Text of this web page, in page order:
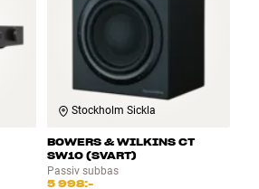
Stockholm Sickla
BOWERS & WILKINS CT
SW10 (SVART)
Passiv subbas
5 998:-